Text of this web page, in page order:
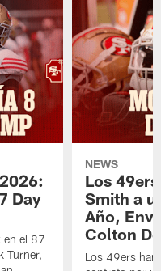
Day
en el 87
Turner,
NEWS
Los
Smith a
Año,
Colton
Los 49ers